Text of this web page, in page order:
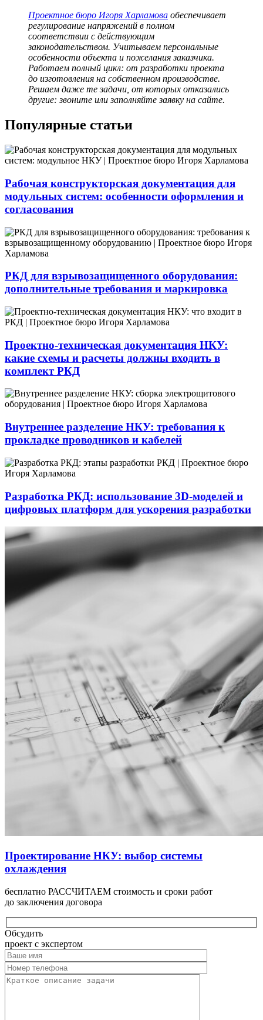
Проектное бюро Игоря Харламова обеспечивает
регулирование напряжений в полном
соответствии с действующим
законодательством. Учитываем персональные
особенности объекта и пожелания заказчика.
Работаем полный цикл: от разработки проекта
до изготовления на собственном производстве.
Решаем даже те задачи, от которых отказались
другие: звоните или заполняйте заявку на сайте.
Популярные статьи
Рабочая конструкторская документация для
модульных систем: особенности оформления и
согласования
РКД для взрывозащищенного оборудования:
дополнительные требования и маркировка
Проектно-техническая документация НКУ:
какие схемы и расчеты должны входить в
комплект РКД
Внутреннее разделение НКУ: требования к
прокладке проводников и кабелей
Разработка РКД: использование 3D-моделей и
цифровых платформ для ускорения разработки
Проектирование НКУ: выбор системы
охлаждения
бесплатно РАССЧИТАЕМ стоимость и сроки работ
до заключения договора
Обсудить
проект с экспертом